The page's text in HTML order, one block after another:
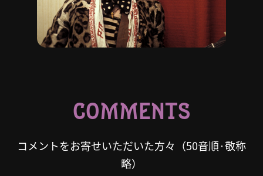
COMMENTS
コメントをお寄せいただいた方々（50音順·敬称
略）